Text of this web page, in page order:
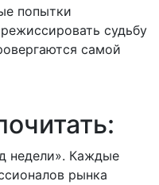
попытки
судьбу
самой
недели». Каждые
рынка